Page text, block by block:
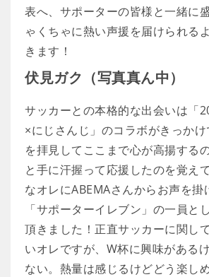
表へ、サポーターの皆様と一緒に
ゃくちゃに熱い声援を届けられる
きます！
伏見ガク（写真真ん中）
サッカーとの本格的な出会いは「
×にじさんじ」のコラボがきっか
を拝見してここまで心が高揚する
と手に汗握って応援したのを覚え
なオレにABEMAさんからお声を掛
「サポーターイレブン」の一員と
頂きました！正直サッカーに関し
いオレですが、W杯に興味がある
ない。熱量は感じるけどどう楽し